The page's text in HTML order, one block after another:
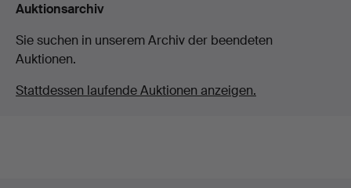
Auktionsarchiv
Sie suchen in unserem Archiv der beendeten
Auktionen.
Stattdessen laufende Auktionen anzeigen.